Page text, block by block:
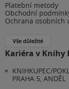
Platební metody
Obchodní
Ochrana osobních
Vše důležité
Kariéra v Knihy
KNIHKUPEC/
PRAHA 5, ANDĚL